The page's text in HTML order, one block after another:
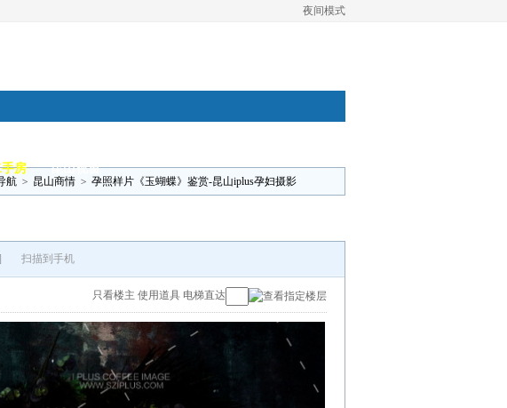
夜间模式
房 昆山视窗
航 > 昆山商情 > 孕照样片《玉蝴蝶》鉴赏-昆山iplus孕妇摄影
扫描到手机
只看楼主 使用道具 电梯直达